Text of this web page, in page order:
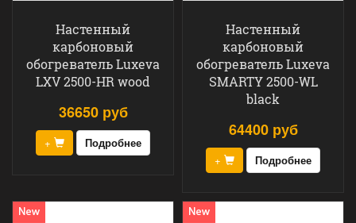
Настенный
карбоновый
обогреватель Luxeva
LXV 2500-HR wood
36650 руб
+ Подробнее
Настенный
карбоновый
обогреватель Luxeva
SMARTY 2500-WL
black
64400 руб
+ Подробнее